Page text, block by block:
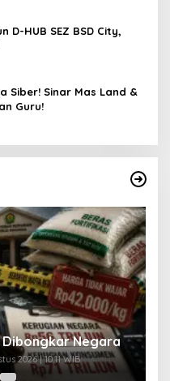
D-HUB SEZ BSD City,
Siber! Sinar Mas Land &
Guru!
Negara
2026 | 10:11 WIB